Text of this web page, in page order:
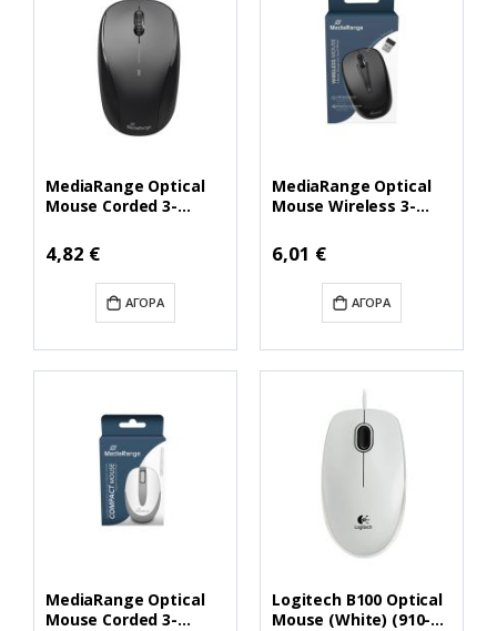
MediaRange Optical
Mouse Corded 3-
(MROS213)
Ειδική
Τιμή
4,82 €
ΑΓΟΡΆ
MediaRange Optical
Mouse Wireless 3-
Wireless) (MROS216)
Ειδική
Τιμή
6,01 €
ΑΓΟΡΆ
MediaRange Optical
Mouse Corded 3-
Logitech B100 Optical
Mouse (White) (910-